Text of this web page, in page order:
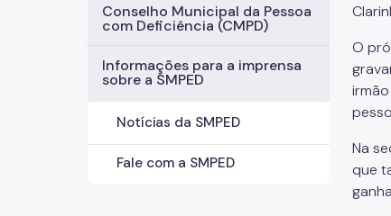
Conselho Municipal da Pessoa
com Deficiência (CMPD)
Informações para a imprensa
sobre a SMPED
Notícias da SMPED
Fale com a SMPED
O
Na
que